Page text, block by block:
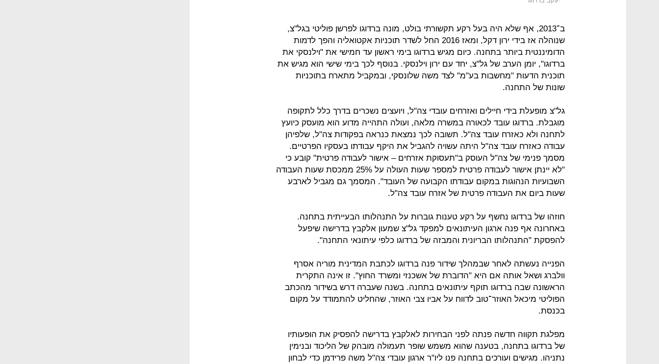
ב־2013, אף שלא היה בעל רקע תקשורתי בולט, מונה ברדוגו לפרשן פוליטי בגל"צ,
שנוהלה אז בידי ירון דקל, ומאז 2016 החל לשדר תוכניות אקטואליה והפך לדמות
הדומיננטית ביותר בתחנה. כיום מגיש ברדוגו בימי ראשון עד חמישי את "וילנסקי את
ברדוגו", יומן הערב של גל"צ, יחד עם ירון וילנסקי. בנוסף לכך בימי שישי הוא מגיש את
תוכנית הדעות "מחשבות בע"מ" לצד משה שלונסקי, ובמקביל מתארח בתוכניות
שונות של התחנה.
גל"צ מופעלת בידי חיילים ואזרחים עובדי צה"ל, ויועצים נשכרים בדרך כלל לתקופה
מוגבלת. ברדוגו עובד לכאורה במשרה מלאה, ועולה התהייה מדוע הוא מועסק כיועץ
לתחנה ולא כאזרח עובד צה"ל. תשובה לכך נמצאת כנראה בפקודות צה"ל, שלפיהן
עבודה כאזרח עובד צה"ל היתה עשויה להגביל את היקף עבודתו בעסקיו הפרטיים.
מסמך פנימי של צה"ל העוסק ב"תעסוקת אזרחים – אישור לעבודה פרטית" קובע כי
"לא יינתן אישור לעבודה פרטית למספר שעות העולה על 25% ממכסת שעות העבודה
השבועיות הנהוגות במקום עבודתו הקבועה של העובד". המסמך גם מגביל לארבע
שעות ביום את העבודה פרטית של אזרח עובד צה"ל.
חוזהו של ברדוגו נחשף על רקע טענות גוברות על התנהלותו הבעייתית בתחנה.
באחרונה אף פנה ארגון העיתונאים למפקד גל"צ שמעון אלקבץ בדרישה שיפעל
להפסקת "התנהלותו הבריונית והמבזה של ברדוגו כלפי עיתונאי התחנה".
הפנייה נעשתה לאחר שבמהלך שידור פנה ברדוגו לכתבת המדינית מוריה אסרף
וולברג ושאל אותה אם היא "הדוברת של אשכנזי ומשרד החוץ". זו אינה התקרית
הראשונה שבה ברדוגו תוקף עיתונאים בתחנה. בשנה שעברה דרש בשידור מהכתב
הפוליטי מיכאל האוזר־טוב לדווח על אביו צבי האוזר, שהחליט להתמודד על מקום
בכנסת.
מפלגת תקווה חדשה פנתה לפני הבחירות לאלקבץ בדרישה להפסיק את הופעותיו
של ברדוגו בתחנה, בטענה שהוא משמש שופר תעמולה מובהק של הליכוד ובנימין
נתניהו. מגישים ועורכים בתחנה פנו ליו"ר ארגון עובדי צה"ל משה פרידמן כדי לבחון